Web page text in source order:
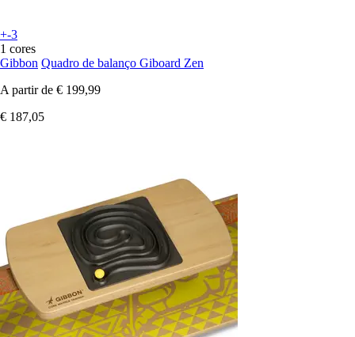
+-3
1 cores
Gibbon Quadro de balanço Giboard Zen
A partir de € 199,99
€ 187,05